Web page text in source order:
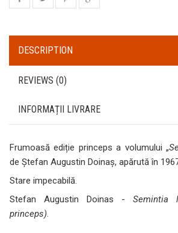
DESCRIPTION
REVIEWS (0)
INFORMAȚII LIVRARE
Frumoasă ediție princeps a volumului „
de Ștefan Augustin Doinaș, apărută în
Stare impecabilă.
Stefan Augustin Doinas - Semintia
princeps).